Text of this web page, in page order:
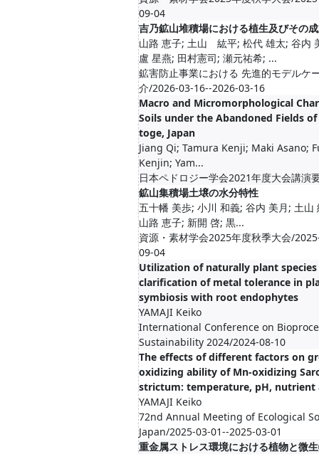
09-04
吉乃鉱山堆積場における植生及びその
山路 恵子; ⼟⼭ 紘平; 松代 雄太; 谷内
盧 星燕; 田村憲司; 瀬元祐希; ...
鉱害防止事業における 先進的モデルケ
介/2026-03-16--2026-03-16
Macro and Micromorphological
Soils under the Abandoned Fields
toge, Japan
Jiang Qi; Tamura Kenji; Maki Asano;
Kenjin; Yam...
日本ペドロジー学会2021年度大会講演
鉱山集積場土壌の水分特性
五十幡 美歩; 小川 和義; 谷内 美月; 土山
山路 恵子; 新開 啓; 黒...
資源・素材学会2025年度秋季大会/
09-04
Utilization of naturally plant
clarification of metal tolerance in
symbiosis with root endophytes
YAMAJI Keiko
International Conference on
Sustainability 2024/2024-08-10
The effects of different factors on
oxidizing ability of Mn-oxidizing
strictum: temperature, pH,
YAMAJI Keiko
72nd Annual Meeting of Ecological
Japan/2025-03-01--2025-03-01
重金属ストレス環境における植物と微